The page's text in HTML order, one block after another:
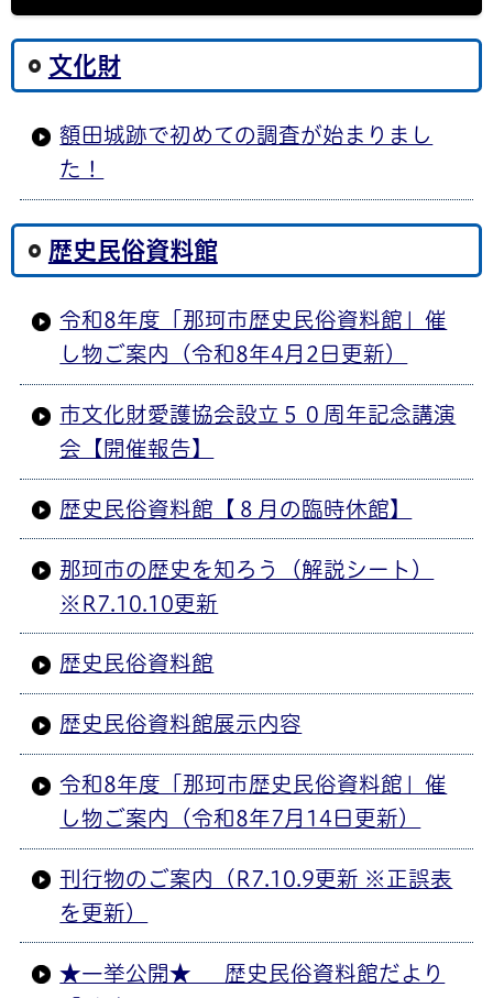
文化財
額田城跡で初めての調査が始まりまし
た！
歴史民俗資料館
令和8年度「那珂市歴史民俗資料館」催
し物ご案内（令和8年4月2日更新）
市文化財愛護協会設立５０周年記念講演
会【開催報告】
歴史民俗資料館【８月の臨時休館】
那珂市の歴史を知ろう（解説シート）
※R7.10.10更新
歴史民俗資料館
歴史民俗資料館展示内容
令和8年度「那珂市歴史民俗資料館」催
し物ご案内（令和8年7月14日更新）
刊行物のご案内（R7.10.9更新 ※正誤表
を更新）
★一挙公開★ 歴史民俗資料館だより